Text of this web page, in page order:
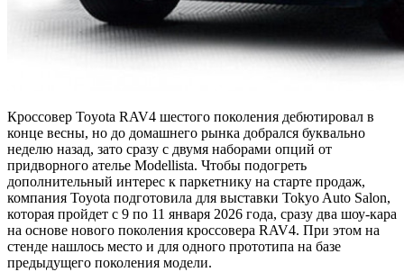
Кроссовер Toyota RAV4 шестого поколения дебютировал в
конце весны, но до домашнего рынка добрался буквально
неделю назад, зато сразу с двумя наборами опций от
придворного ателье Modellista. Чтобы подогреть
дополнительный интерес к паркетнику на старте продаж,
компания Toyota подготовила для выставки Tokyo Auto Salon,
которая пройдет с 9 по 11 января 2026 года, сразу два шоу-кара
на основе нового поколения кроссовера RAV4. При этом на
стенде нашлось место и для одного прототипа на базе
предыдущего поколения модели.